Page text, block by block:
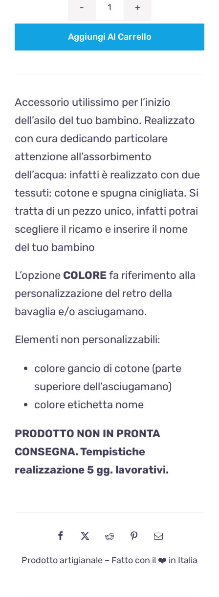
ASCIUGAMANO
quantità
Aggiungi Al Carrello
Accessorio utilissimo per l’inizio
dell’asilo del tuo bambino. Realizzato
con cura dedicando particolare
attenzione all’assorbimento
dell’acqua: infatti è realizzato con due
tessuti: cotone e spugna cinigliata. Si
tratta di un pezzo unico, infatti potrai
scegliere il ricamo e inserire il nome
del tuo bambino
L’opzione COLORE fa riferimento alla
personalizzazione del retro della
bavaglia e/o asciugamano.
Elementi non personalizzabili:
colore gancio di cotone (parte
superiore dell’asciugamano)
colore etichetta nome
PRODOTTO NON IN PRONTA
CONSEGNA. Tempistiche
realizzazione 5 gg. lavorativi.
Prodotto artigianale – Fatto con il ❤️ in Italia